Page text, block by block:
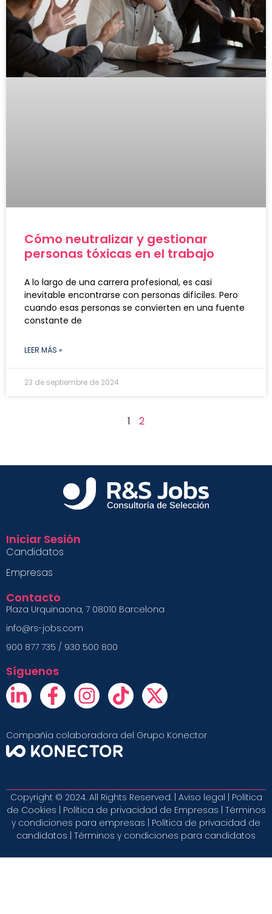
Cómo neutralizar y gestionar
personas tóxicas en el trabajo
A lo largo de una carrera profesional, es casi
inevitable encontrarse con personas difíciles. Pero
cuando esas personas se convierten en una fuente
constante de
LEER MÁS »
23 de septiembre de 2024
1 2
Iniciar Sesión
Candidatos
Empresas
Contacto
Plaza Urquinaona, 7 08010 Barcelona
info@rs-jobs.com
900 877 735 / 930 500 800
Síguenos
Compañía colaboradora del Grupo Konector
Copyright © 2024. All Rights Reserved. | Aviso legal
Política
de Cookies
Política de privacidad de Empresas Términos
y condiciones para empresas
Política de privacidad de
candidatos Términos y condiciones para candidatos